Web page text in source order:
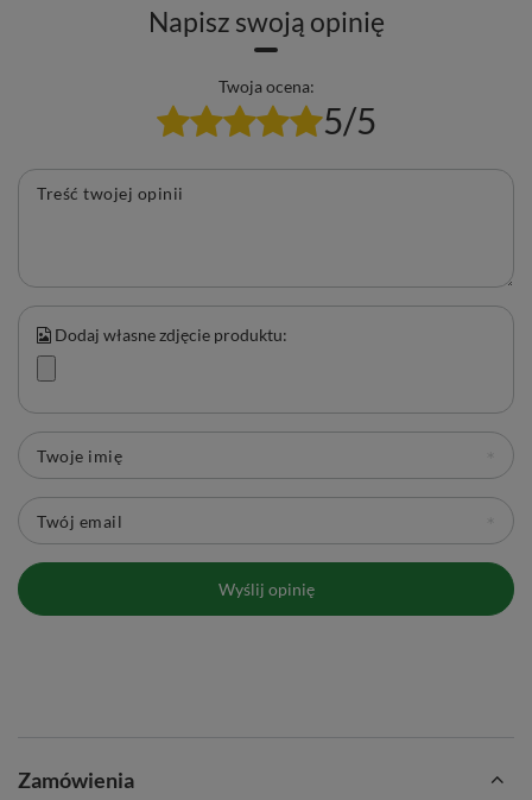
Napisz swoją opinię
Twoja ocena:
5/5
Treść twojej opinii
Dodaj własne zdjęcie produktu:
Twoje imię
Twój email
Wyślij opinię
Zamówienia